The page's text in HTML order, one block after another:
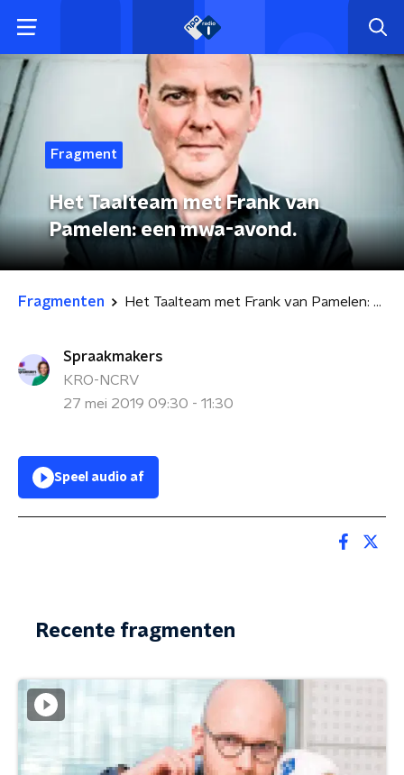
Fragment
Het Taalteam met Frank van
Pamelen: een mwa-avond.
Fragmenten Het Taalteam met Frank van Pamelen: een mwa-avond.
Spraakmakers
KRO-NCRV
27 mei 2019 09:30 - 11:30
Speel audio af
Recente fragmenten